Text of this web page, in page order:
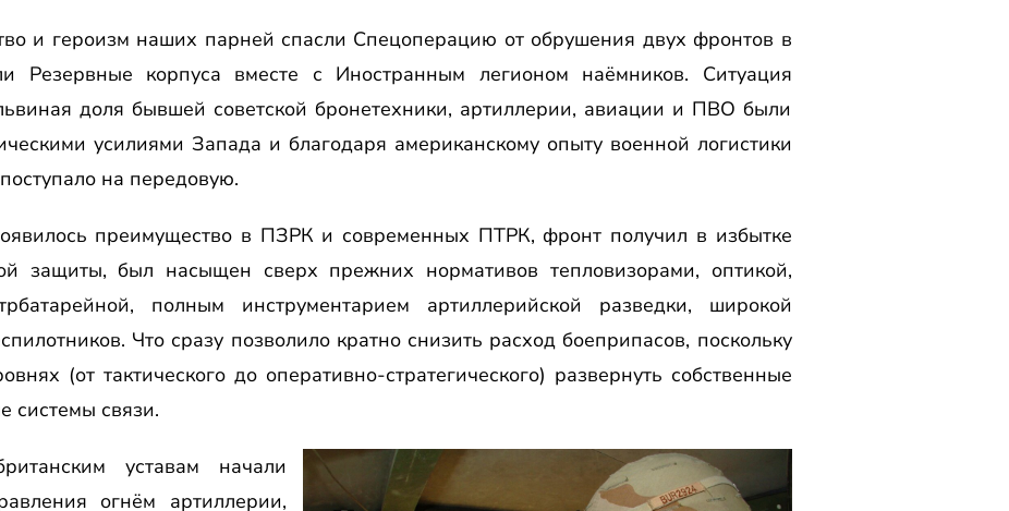
и героизм наших парней спасли Спецоперацию от обрушения двух фронтов в
Резервные корпуса вместе с Иностранным легионом наёмников. Ситуация
доля бывшей советской бронетехники, артиллерии, авиации и ПВО были
усилиями Запада и благодаря американскому опыту военной логистики
на передовую.
преимущество в ПЗРК и современных ПТРК, фронт получил в избытке
защиты, был насыщен сверх прежних нормативов тепловизорами, оптикой,
полным инструментарием артиллерийской разведки, широкой
Что сразу позволило кратно снизить расход боеприпасов, поскольку
(от тактического до оперативно-стратегического) развернуть собственные
системы связи.
уставам начали
огнём артиллерии,